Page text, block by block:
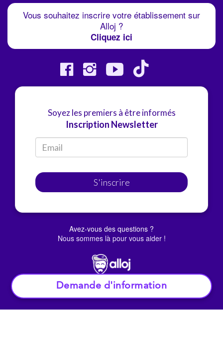
Demande d'information
Vous souhaitez inscrire votre établissement sur
Alloj ?
Cliquez ici
Soyez les premiers à être informés
Inscription Newsletter
S'inscrire
Avez-vous des questions ?
Nous sommes là pour vous aider !
© Alloj.2022 Tous droits réservés